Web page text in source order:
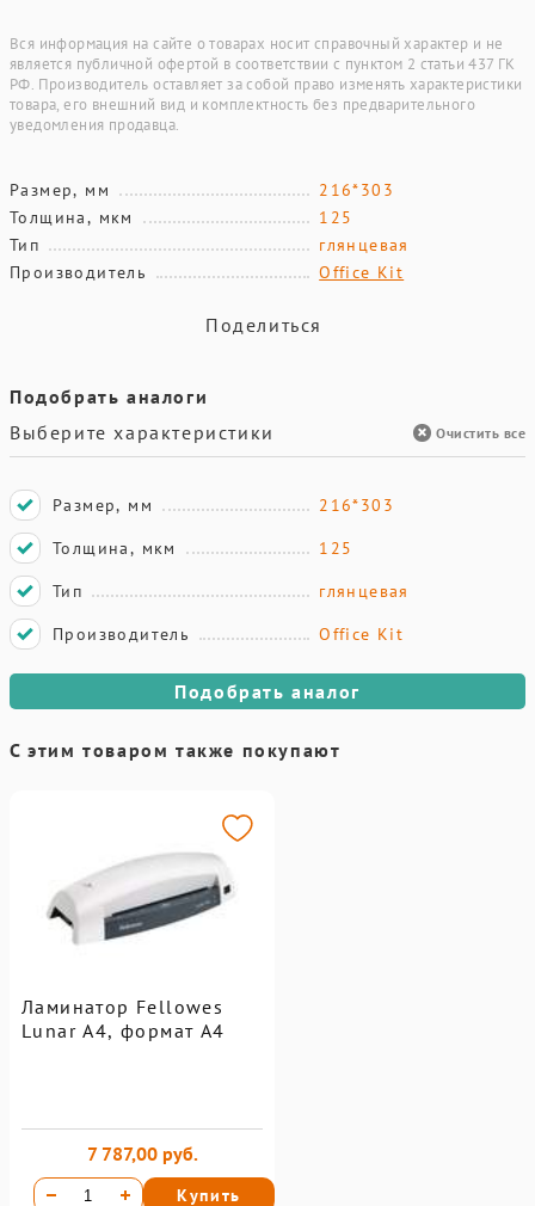
Вся информация на сайте о товарах носит справочный характер и не
является публичной офертой в соответствии с пунктом 2 статьи 437 ГК
РФ. Производитель оставляет за собой право изменять характеристики
товара, его внешний вид и комплектность без предварительного
уведомления продавца.
Размер, мм
216*303
Толщина, мкм
125
Тип
глянцевая
Производитель
Office Kit
Поделиться
Подобрать аналоги
Выберите характеристики
Очистить все
Размер, мм
216*303
Толщина, мкм
125
Тип
глянцевая
Производитель
Office Kit
Подобрать аналог
С этим товаром также покупают
Ламинатор Fellowes
Lunar A4, формат А4
7 787,00 руб.
Купить